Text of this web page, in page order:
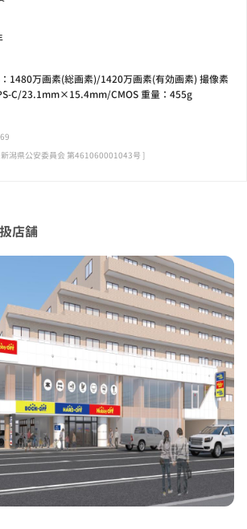
店舗
1480万画素(総画素)/1420万画素(有効画素) 撮像素
C/23.1mm×15.4mm/CMOS 重量：455g
潟県公安委員会 第461060001043号 ]